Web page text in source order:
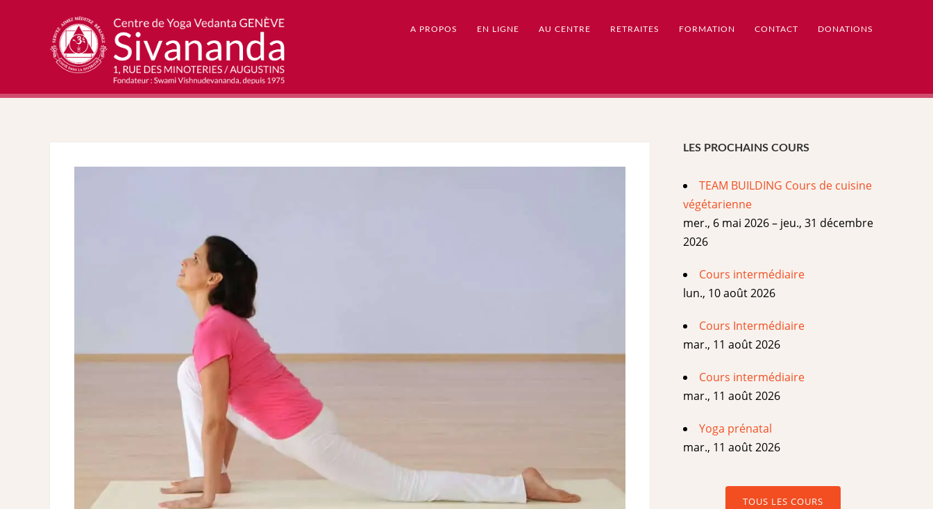
A PROPOS EN LIGNE AU CENTRE RETRAITES FORMATION CONTACT DONATIONS
LES PROCHAINS COURS
TEAM BUILDING Cours de cuisine
végétarienne
mer., 6 mai 2026 – jeu., 31 décembre
2026
Cours intermédiaire
lun., 10 août 2026
Cours Intermédiaire
mar., 11 août 2026
Cours intermédiaire
mar., 11 août 2026
Yoga prénatal
mar., 11 août 2026
TOUS LES COURS